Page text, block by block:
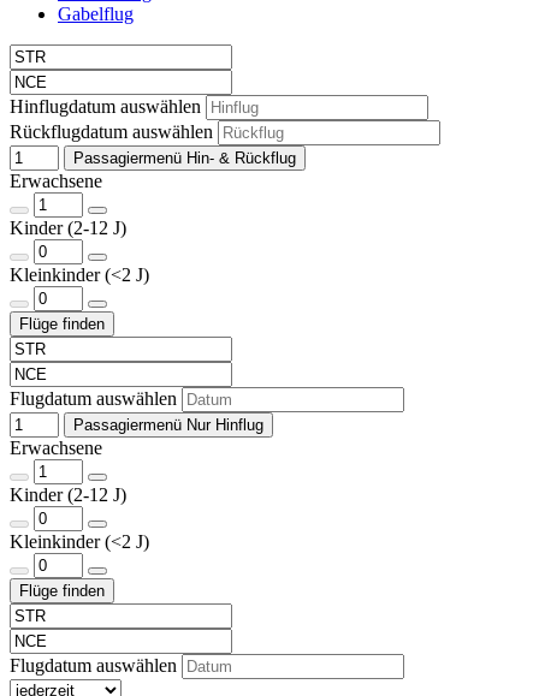
Gabelflug
Hinflugdatum auswählen
Rückflugdatum auswählen
Passagiermenü Hin- & Rückflug
Erwachsene
Kinder (2-12 J)
Kleinkinder (<2 J)
Flugdatum auswählen
Passagiermenü Nur Hinflug
Erwachsene
Kinder (2-12 J)
Kleinkinder (<2 J)
Flugdatum auswählen